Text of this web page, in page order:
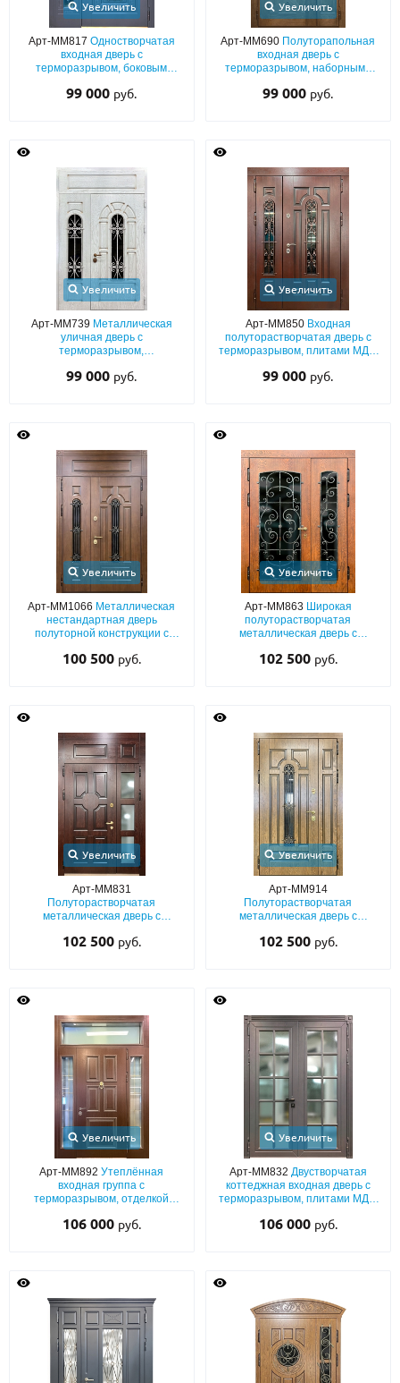
Увеличить
Арт-ММ817 Одностворчатая
входная дверь с
терморазрывом, боковым
(окрас по RAL) с ковкой,
99 000 руб.
Увеличить
Арт-ММ690 Полуторапольная
входная дверь с
терморазрывом, наборными
ковкой и стеклопакетом
99 000 руб.
Увеличить
Арт-ММ739 Металлическая
уличная дверь с
терморазрывом,
дополнительными
99 000 руб.
Увеличить
Арт-ММ850 Входная
полуторастворчатая дверь с
терморазрывом, плитами МДФ
остеклением и ковкой
99 000 руб.
Увеличить
Арт-ММ1066 Металлическая
нестандартная дверь
полуторной конструкции с
со шпоном, узкими стёклами и
100 500 руб.
Увеличить
Арт-ММ863 Широкая
полуторастворчатая
металлическая дверь с
со шпоном, с большим
102 500 руб.
Увеличить
Арт-ММ831
Полуторастворчатая
металлическая дверь с
со шпоном, с глухой фрамугой и
102 500 руб.
Увеличить
Арт-ММ914
Полуторастворчатая
металлическая дверь с
с натуральным шпоном, с узким
102 500 руб.
Увеличить
Арт-ММ892Утеплённая
входная группа с
терморазрывом, отделкой
оформлением, стеклопакетами
106 000 руб.
Увеличить
Арт-ММ832 Двустворчатая
коттеджная входная дверь с
терморазрывом, плитами МДФ
максимальным остеклением
106 000 руб.